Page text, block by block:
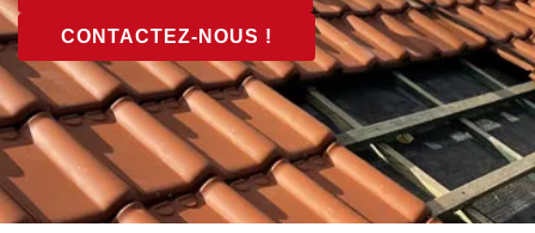
CONTACTEZ-NOUS !